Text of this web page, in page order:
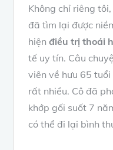
Không chỉ riêng
đã tìm lại được
hiệnđiều trị thoái
tế uy tín. Câu
viên về hưu 65
rất nhiều. Cô đã
khớp gối suốt 7
có thể đi lại bình